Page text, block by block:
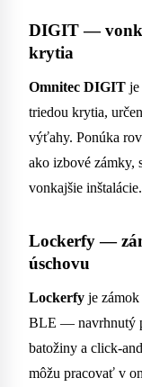
DIGIT —
krytia
Omnitec DIGIT je
triedou krytia,
výťahy. Ponúka
ako izbové zámky,
vonkajšie inštalácie.
Lockerfy —
úschovu
Lockerfy je
BLE — navrhnutý
batožiny a click-
môžu pracovať v